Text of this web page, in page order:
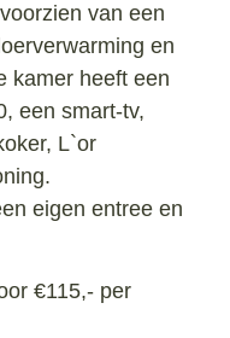
van een
en
kamer heeft een
een smart-tv,
L`or
eigen entree en
€115,- per